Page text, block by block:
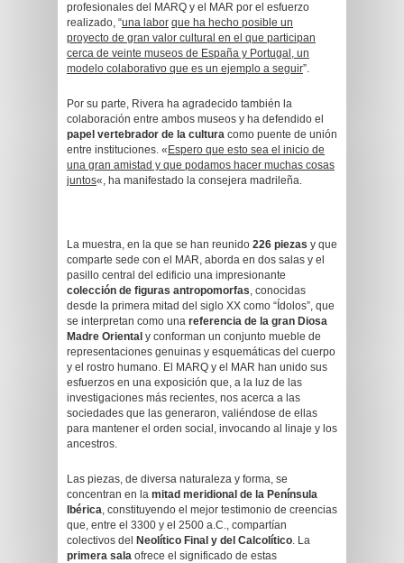
profesionales del MARQ y el MAR por el esfuerzo
realizado, “una labor que ha hecho posible un
proyecto de gran valor cultural en el que participan
cerca de veinte museos de España y Portugal, un
modelo colaborativo que es un ejemplo a seguir”.
Por su parte, Rivera ha agradecido también la
colaboración entre ambos museos y ha defendido el
papel vertebrador de la cultura como puente de unión
entre instituciones. « Espero que esto sea el inicio de
una gran amistad y que podamos hacer muchas cosas
juntos«, ha manifestado la consejera madrileña.
La muestra, en la que se han reunido 226 piezas y que
comparte sede con el MAR, aborda en dos salas y el
pasillo central del edificio una impresionante
colección de figuras antropomorfas, conocidas
desde la primera mitad del siglo XX como “Ídolos”, que
se interpretan como una referencia de la gran Diosa
Madre Oriental y conforman un conjunto mueble de
representaciones genuinas y esquemáticas del cuerpo
y el rostro humano. El MARQ y el MAR han unido sus
esfuerzos en una exposición que, a la luz de las
investigaciones más recientes, nos acerca a las
sociedades que las generaron, valiéndose de ellas
para mantener el orden social, invocando al linaje y los
ancestros.
Las piezas, de diversa naturaleza y forma, se
concentran en la mitad meridional de la Península
Ibérica, constituyendo el mejor testimonio de creencias
que, entre el 3300 y el 2500 a.C., compartían
colectivos del
Neolítico Final y del Calcolítico. La
primera sala ofrece el significado de estas